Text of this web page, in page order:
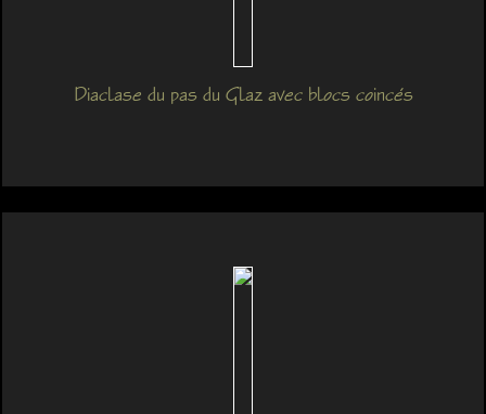
Diaclase du pas du Glaz avec blocs coincés